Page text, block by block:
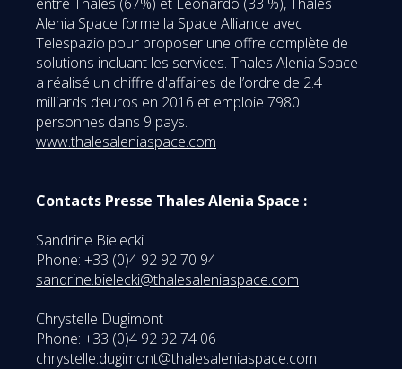
Alenia Space forme la Space Alliance avec
Telespazio pour proposer une offre complète de
solutions incluant les services. Thales Alenia Space
a réalisé un chiffre d'affaires de l’ordre de 2.4
milliards d’euros en 2016 et emploie 7980
personnes dans 9 pays.
www.thalesaleniaspace.com
Contacts Presse Thales Alenia Space :
Sandrine Bielecki
Phone: +33 (0)4 92 92 70 94
sandrine.bielecki@thalesaleniaspace.com
Chrystelle Dugimont
Phone: +33 (0)4 92 92 74 06
chrystelle.dugimont@thalesaleniaspace.com